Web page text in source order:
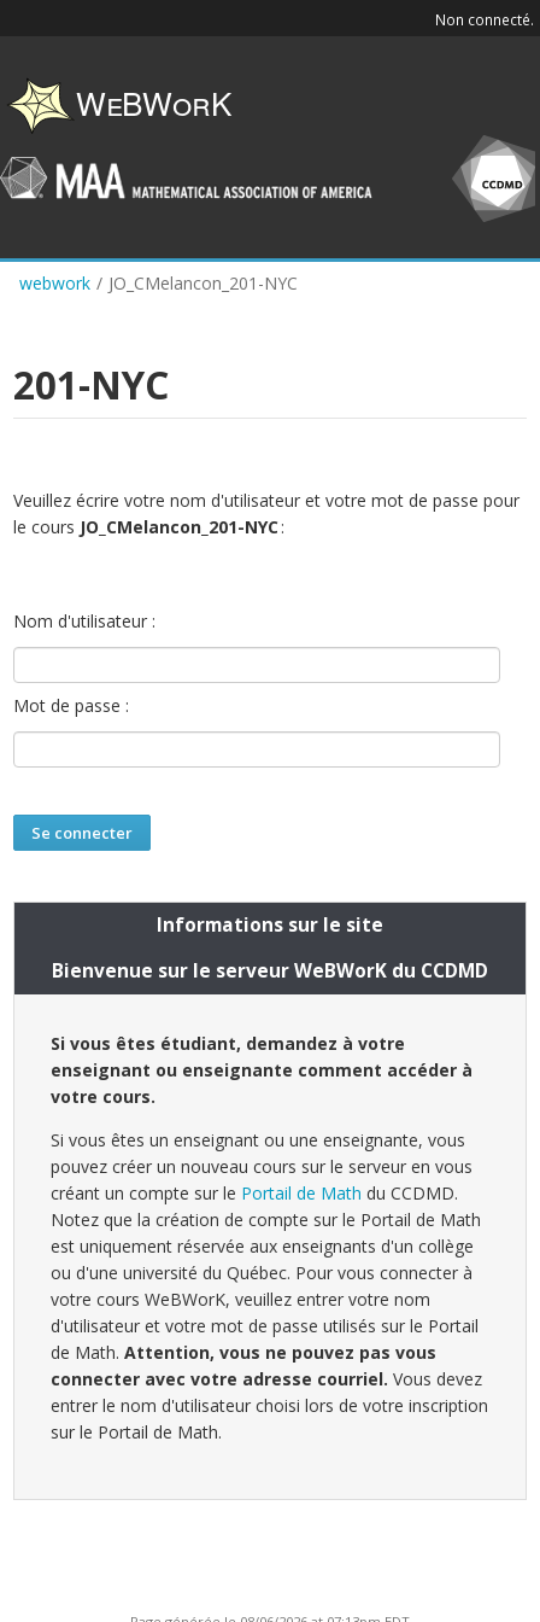
content
Non connecté.
webwork / JO_CMelancon_201-NYC
201-NYC
Veuillez écrire votre nom d'utilisateur et votre mot de passe pour
le cours JO_CMelancon_201-NYC:
Nom d'utilisateur :
Mot de passe :
Informations sur le site
Bienvenue sur le serveur WeBWorK du CCDMD
Si vous êtes étudiant, demandez à votre
enseignant ou enseignante comment accéder à
votre cours.
Si vous êtes un enseignant ou une enseignante, vous
pouvez créer un nouveau cours sur le serveur en vous
créant un compte sur le Portail de Math du CCDMD.
Notez que la création de compte sur le Portail de Math
est uniquement réservée aux enseignants d'un collège
ou d'une université du Québec. Pour vous connecter à
votre cours WeBWorK, veuillez entrer votre nom
d'utilisateur et votre mot de passe utilisés sur le Portail
de Math.Attention, vous ne pouvez pas vous
connecter avec votre adresse courriel. Vous devez
entrer le nom d'utilisateur choisi lors de votre inscription
sur le Portail de Math.